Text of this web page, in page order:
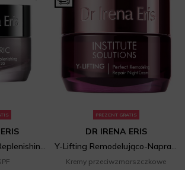
Intense Firming & Replenishing Day Cream SPF 20
PREZENT GRATIS
DR IRENA ERIS
Y-Lifting Remodelująco-Naprawczy Krem Na Noc
Kremy przeciwzmarszczkowe